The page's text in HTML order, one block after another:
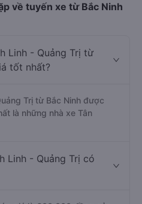
về tuyến xe từ Bắc Ninh
Linh - Quảng Trị từ
tốt nhất?
Trị từ Bắc Ninh được
là những nhà xe Tân
Linh - Quảng Trị có